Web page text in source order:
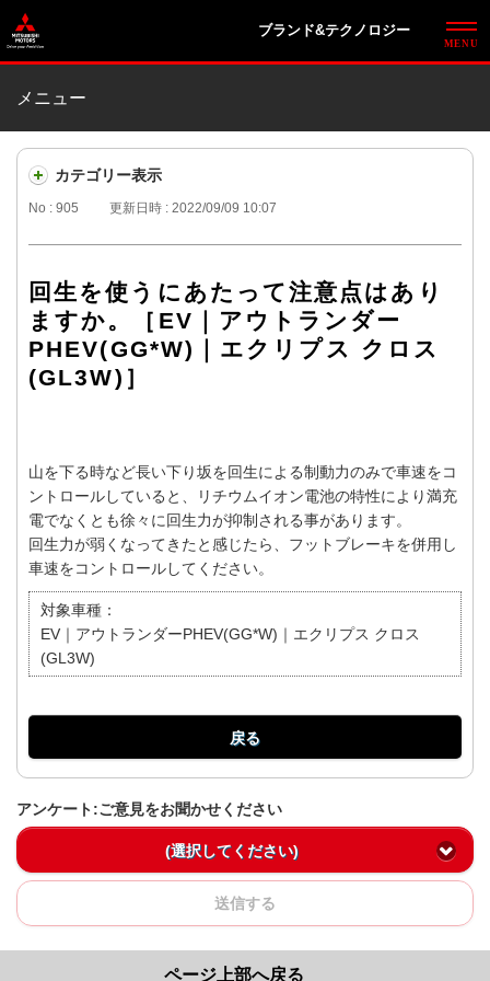
ブランド&テクノロジー
メニュー
カテゴリー表示
No : 905 更新日時 : 2022/09/09 10:07
回生を使うにあたって注意点はあり
ますか。［EV｜アウトランダー
PHEV(GG*W)｜エクリプス クロス
(GL3W)］
山を下る時など長い下り坂を回生による制動力のみで車速をコ
ントロールしていると、リチウムイオン電池の特性により満充
電でなくとも徐々に回生力が抑制される事があります。
回生力が弱くなってきたと感じたら、フットブレーキを併用し
車速をコントロールしてください。
対象車種：
EV｜アウトランダーPHEV(GG*W)｜エクリプス クロス
(GL3W)
戻る
アンケート:ご意見をお聞かせください
(選択してください)
送信する
ページ上部へ戻る